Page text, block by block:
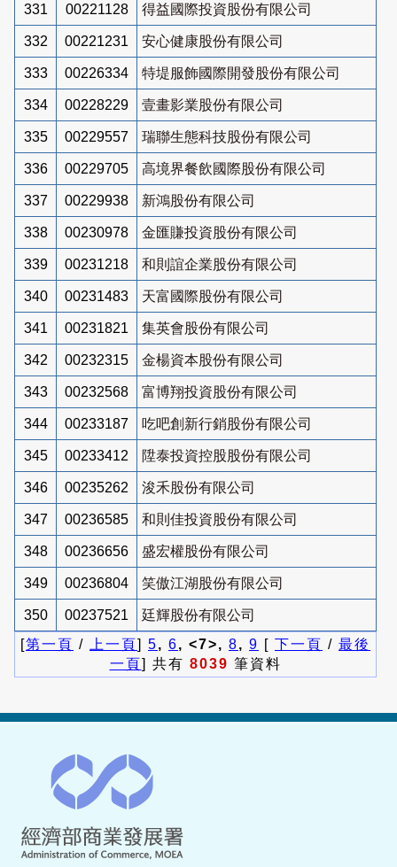
331 00221128 得益國際投資股份有限公司
332 00221231 安心健康股份有限公司
333 00226334 特堤服飾國際開發股份有限公司
334 00228229 壹畫影業股份有限公司
335 00229557 瑞聯生態科技股份有限公司
336 00229705 高境界餐飲國際股份有限公司
337 00229938 新鴻股份有限公司
338 00230978 金匯賺投資股份有限公司
339 00231218 和則誼企業股份有限公司
340 00231483 天富國際股份有限公司
341 00231821 集英會股份有限公司
342 00232315 金楊資本股份有限公司
343 00232568 富博翔投資股份有限公司
344 00233187 吃吧創新行銷股份有限公司
345 00233412 陞泰投資控股股份有限公司
346 00235262 浚禾股份有限公司
347 00236585 和則佳投資股份有限公司
348 00236656 盛宏權股份有限公司
349 00236804 笑傲江湖股份有限公司
350 00237521
廷輝股份有限公司
[第一頁 / 上一頁] 5, 6, <7>, 8, 9 [ 下一頁 / 最後
一頁] 共有 8039 筆資料